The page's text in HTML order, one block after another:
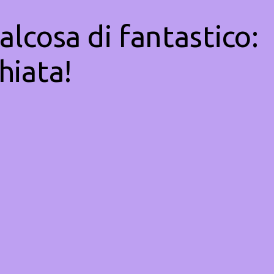
di fantastico: